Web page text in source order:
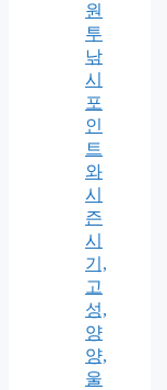
원
투
낚
시
포
인
트
와
시
즌
시
기,
고
성,
양
양,
울